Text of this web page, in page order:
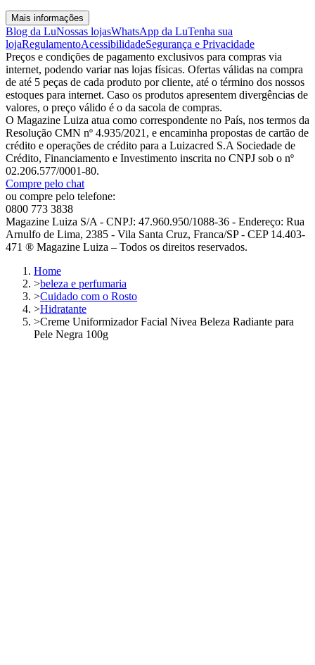
Mais informações
Blog da LuNossas lojasWhatsApp da LuTenha sua
lojaRegulamentoAcessibilidadeSegurança e Privacidade
Preços e condições de pagamento exclusivos para compras via
internet, podendo variar nas lojas físicas. Ofertas válidas na compra
de até 5 peças de cada produto por cliente, até o término dos nossos
estoques para internet. Caso os produtos apresentem divergências de
valores, o preço válido é o da sacola de compras.
O Magazine Luiza atua como correspondente no País, nos termos da
Resolução CMN nº 4.935/2021, e encaminha propostas de cartão de
crédito e operações de crédito para a Luizacred S.A Sociedade de
Crédito, Financiamento e Investimento inscrita no CNPJ sob o nº
02.206.577/0001-80.
Compre pelo chat
ou compre pelo telefone:
0800 773 3838
Magazine Luiza S/A - CNPJ: 47.960.950/1088-36 - Endereço: Rua
Arnulfo de Lima, 2385 - Vila Santa Cruz, Franca/SP - CEP 14.403-
471 ® Magazine Luiza – Todos os direitos reservados.
Home
>beleza e perfumaria
>Cuidado com o Rosto
>Hidratante
>Creme Uniformizador Facial Nivea Beleza Radiante para
Pele Negra 100g